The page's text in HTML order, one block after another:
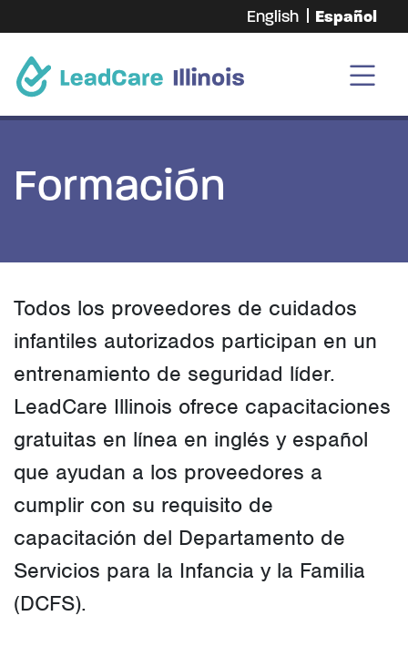
English Español
Formación
Todos los proveedores de cuidados
infantiles autorizados participan en un
entrenamiento de seguridad líder.
LeadCare Illinois ofrece capacitaciones
gratuitas en línea en inglés y español
que ayudan a los proveedores a
cumplir con su requisito de
capacitación del Departamento de
Servicios para la Infancia y la Familia
(DCFS).